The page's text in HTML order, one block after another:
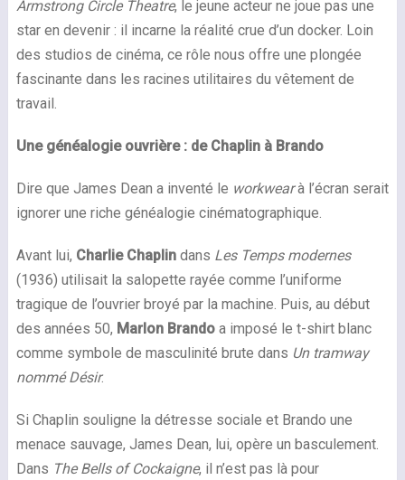
Armstrong Circle Theatre, le jeune acteur ne joue pas une
star en devenir : il incarne la réalité crue d’un docker. Loin
des studios de cinéma, ce rôle nous offre une plongée
fascinante dans les racines utilitaires du vêtement de
travail.
Une généalogie ouvrière : de Chaplin à Brando
Dire que James Dean a inventé le workwearà l’écran serait
ignorer une riche généalogie cinématographique.
Avant lui, Charlie Chaplindans Les Temps modernes
(1936) utilisait la salopette rayée comme l’uniforme
tragique de l’ouvrier broyé par la machine. Puis, au début
des années 50, Marlon Brandoa imposé le t-shirt blanc
comme symbole de masculinité brute dans Un tramway
nommé Désir.
Si Chaplin souligne la détresse sociale et Brando une
menace sauvage, James Dean, lui, opère un basculement.
Dans The Bells of Cockaigne, il n’est pas là pour